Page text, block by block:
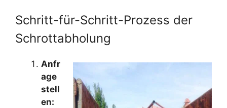
Schritt-für-Schritt-Prozess der
Schrottabholung
Anfr
age
stell
en: